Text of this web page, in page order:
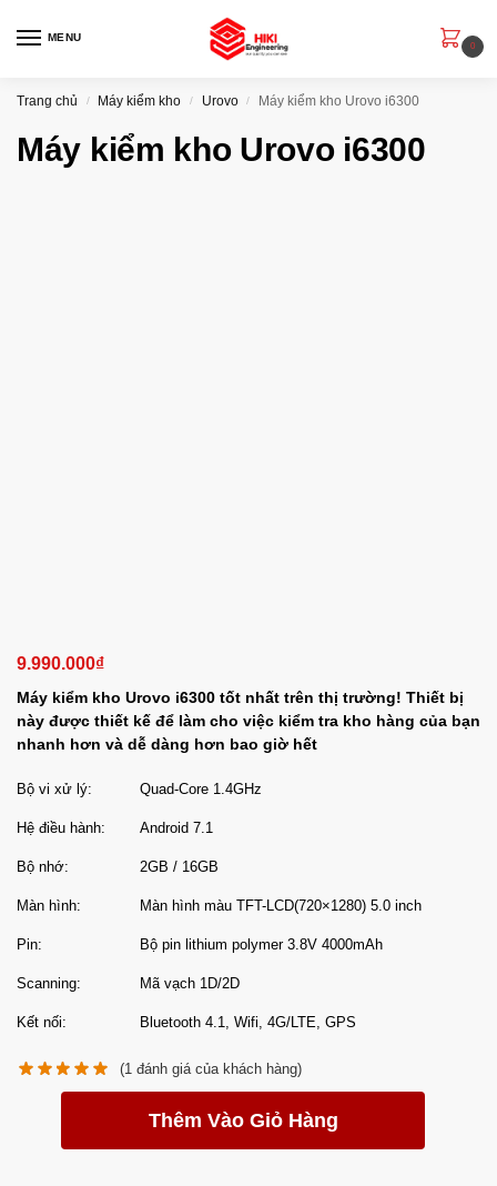
MENU
0
Trang chủ / Máy kiểm kho / Urovo / Máy kiểm kho Urovo i6300
Máy kiểm kho Urovo i6300
9.990.000₫
Máy kiểm kho Urovo i6300 tốt nhất trên thị trường! Thiết bị
này được thiết kế để làm cho việc kiểm tra kho hàng của bạn
nhanh hơn và dễ dàng hơn bao giờ hết
Bộ vi xử lý: Quad-Core 1.4GHz
Hệ điều hành: Android 7.1
Bộ nhớ: 2GB / 16GB
Màn hình: Màn hình màu TFT-LCD(720×1280) 5.0 inch
Pin: Bộ pin lithium polymer 3.8V 4000mAh
Scanning: Mã vạch 1D/2D
Kết nối: Bluetooth 4.1, Wifi, 4G/LTE, GPS
(1 đánh giá của khách hàng)
Thêm Vào Giỏ Hàng